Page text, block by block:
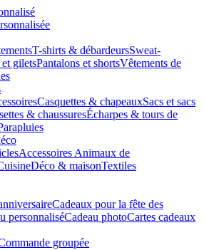
T-shirts & débardeursSweat-
et giletsPantalons et shortsVêtements de
Casquettes & chapeauxSacs et sacs
& chaussuresÉcharpes & tours de
Accessoires Animaux de
Déco & maisonTextiles
Cadeaux pour la fête des
personnaliséCadeau photoCartes cadeaux
groupée